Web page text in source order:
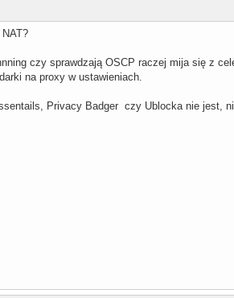
czy sprawdzają OSCP raczej mija się z
na proxy w ustawieniach.
Privacy Badger czy Ublocka nie jest,